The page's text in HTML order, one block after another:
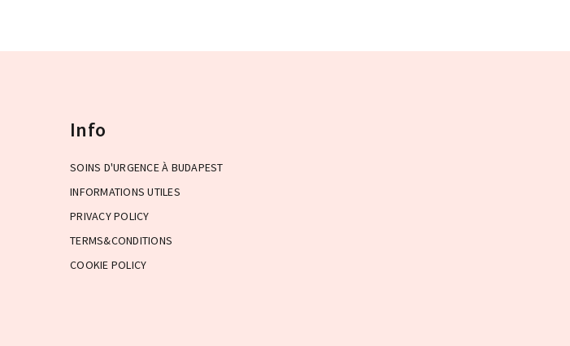
Info
SOINS D'URGENCE À BUDAPEST
INFORMATIONS UTILES
PRIVACY POLICY
TERMS&CONDITIONS
COOKIE POLICY